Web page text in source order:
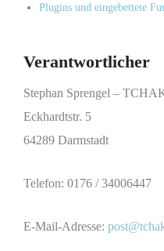
Plugins und eingebettete
Verantwortlicher
Stephan Sprengel –
Eckhardtstr. 5
64289 Darmstadt
Telefon: 0176 / 34006447
E-Mail-Adresse: